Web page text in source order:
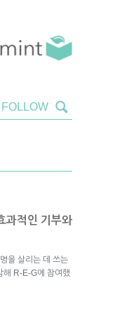
과적인 기부와
을 살리는 데 쓰는
해 R-E-G에 참여했